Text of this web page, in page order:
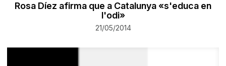
Rosa Díez afirma que a Catalunya «s'educa en
l'odi»
21/05/2014